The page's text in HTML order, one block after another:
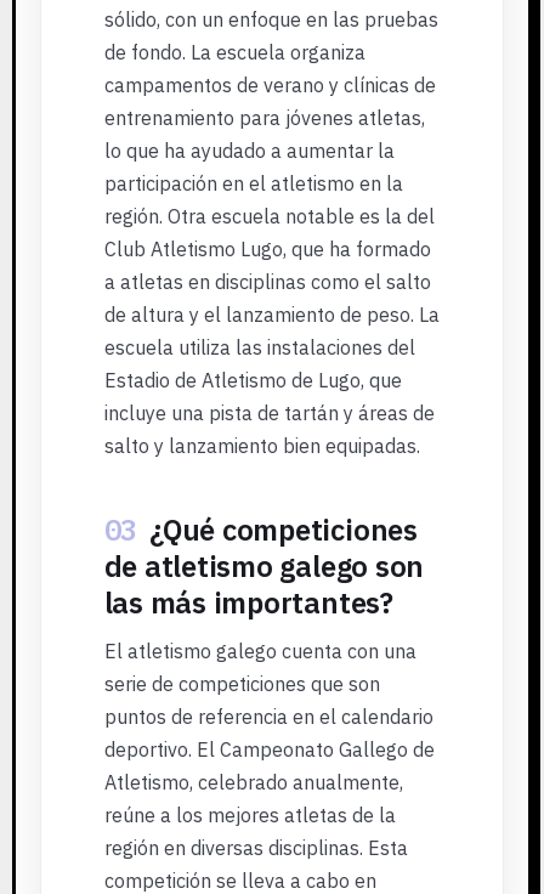
sólido, con un enfoque en las pruebas
de fondo. La escuela organiza
campamentos de verano y clínicas de
entrenamiento para jóvenes atletas,
lo que ha ayudado a aumentar la
participación en el atletismo en la
región. Otra escuela notable es la del
Club Atletismo Lugo, que ha formado
a atletas en disciplinas como el salto
de altura y el lanzamiento de peso. La
escuela utiliza las instalaciones del
Estadio de Atletismo de Lugo, que
incluye una pista de tartán y áreas de
salto y lanzamiento bien equipadas.
03 ¿Qué competiciones
de atletismo galego son
las más importantes?
El atletismo galego cuenta con una
serie de competiciones que son
puntos de referencia en el calendario
deportivo. El Campeonato Gallego de
Atletismo, celebrado anualmente,
reúne a los mejores atletas de la
región en diversas disciplinas. Esta
competición se lleva a cabo en